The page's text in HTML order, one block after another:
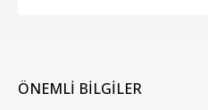
ÖNEMLİ BİLGİLER